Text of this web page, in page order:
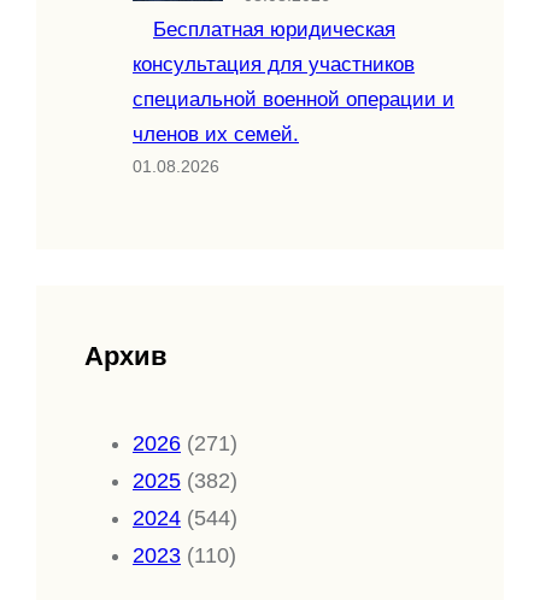
Бесплатная юридическая
консультация для участников
специальной военной операции и
членов их семей.
01.08.2026
Архив
2026 (271)
2025 (382)
2024 (544)
2023 (110)